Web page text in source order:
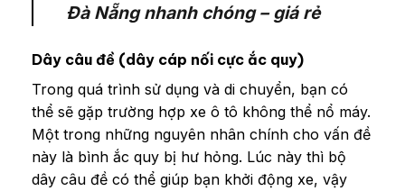
Đà Nẵng nhanh chóng – giá rẻ
Dây câu đề (dây cáp nối cực ắc quy)
Trong quá trình sử dụng và di chuyển, bạn có
thể sẽ gặp trường hợp xe ô tô không thể nổ máy.
Một trong những nguyên nhân chính cho vấn đề
này là bình ắc quy bị hư hỏng. Lúc này thì bộ
dây câu đề có thể giúp bạn khởi động xe, vậy